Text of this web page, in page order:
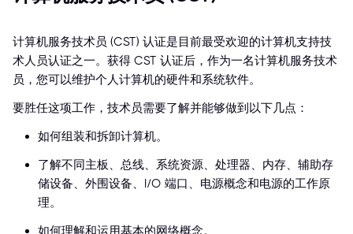
计算机服务技术员 (CST) 认证是目前最受欢迎的计算机支持技
术人员认证之一。获得 CST 认证后，作为一名计算机服务技术
员，您可以维护个人计算机的硬件和系统软件。
要胜任这项工作，技术员需要了解并能够做到以下几点：
如何组装和拆卸计算机。
了解不同主板、总线、系统资源、处理器、内存、辅助存
储设备、外围设备、I/O 端口、电源概念和电源的工作原
理。
如何理解和运用基本的网络概念。